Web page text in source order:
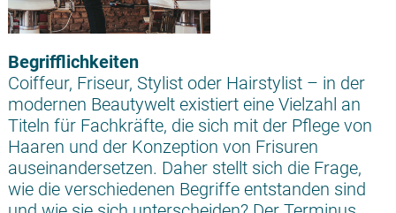
Begrifflichkeiten
Coiffeur, Friseur, Stylist oder Hairstylist – in der
modernen Beautywelt existiert eine Vielzahl an
Titeln für Fachkräfte, die sich mit der Pflege von
Haaren und der Konzeption von Frisuren
auseinandersetzen. Daher stellt sich die Frage,
wie die verschiedenen Begriffe entstanden sind